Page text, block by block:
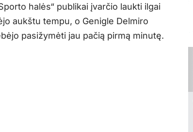
halės“ publikai įvarčio laukti ilgai
aukštu tempu, o Genigle Delmiro
pasižymėti jau pačią pirmą minutę.